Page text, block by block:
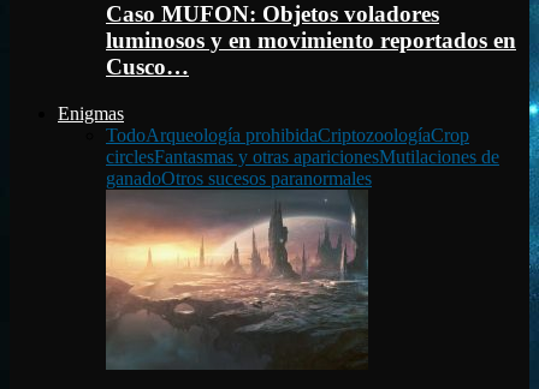
Caso MUFON: Objetos voladores
luminosos y en movimiento reportados en
Cusco…
Enigmas
TodoArqueología prohibidaCriptozoologíaCrop
circlesFantasmas y otras aparicionesMutilaciones de
ganadoOtros sucesos paranormales